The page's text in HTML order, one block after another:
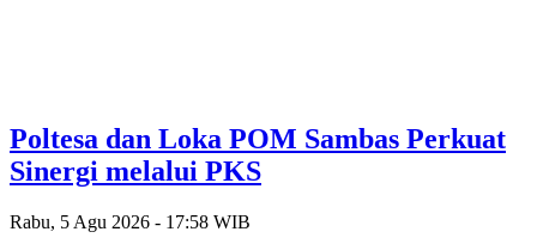
Poltesa dan Loka POM Sambas Perkuat
Sinergi melalui PKS
Rabu, 5 Agu 2026 - 17:58 WIB